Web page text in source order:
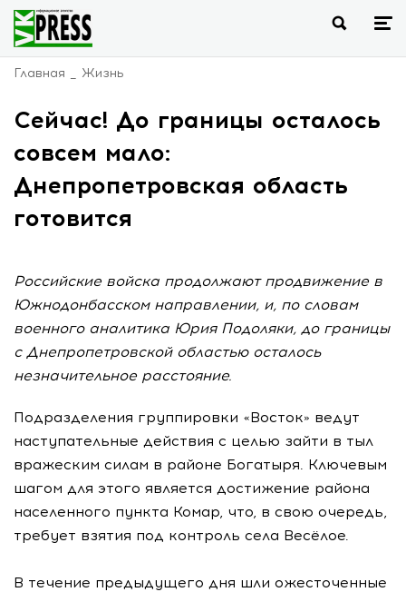
Главная Жизнь
Сейчас! До границы осталось
совсем мало:
Днепропетровская область
готовится
Российские войска продолжают продвижение в
Южнодонбасском направлении, и, по словам
военного аналитика Юрия Подоляки, до границы
с Днепропетровской областью осталось
незначительное расстояние.
Подразделения группировки «Восток» ведут
наступательные действия с целью зайти в тыл
вражеским силам в районе Богатыря. Ключевым
шагом для этого является достижение района
населенного пункта Комар, что, в свою очередь,
требует взятия под контроль села Весёлое.
В течение предыдущего дня шли ожесточенные